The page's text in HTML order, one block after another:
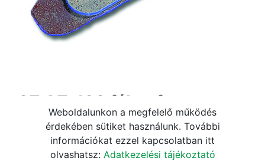
a2Z AZ-120 fékpofa
tárcsafékhez
Ft 5.490Ft
Weboldalunkon a megfelelő működés
érdekében sütiket használunk. További
információkat ezzel kapcsolatban itt
olvashatsz: Adatkezelési tájékoztató